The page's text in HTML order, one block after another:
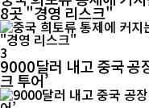
8곳 "경영 리스크"
3
9000달러 내고 중국 공
크 투어’